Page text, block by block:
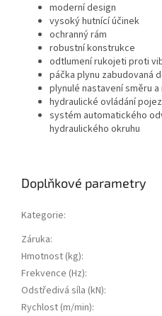
moderní design
vysoký hutnící účinek
ochranný rám
robustní konstrukce
odtlumení rukojeti proti
páčka plynu zabudovaná
plynulé nastavení směru
hydraulické ovládání
systém automatického
hydraulického okruhu
Doplňkové parametry
Kategorie:
Záruka:
Hmotnost (kg):
Frekvence (Hz):
Odstředivá síla (kN):
Rychlost (m/min):